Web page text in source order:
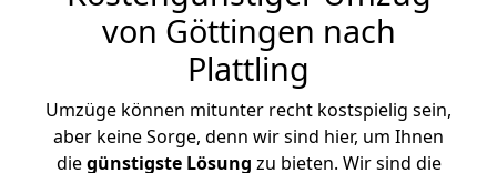
von Göttingen nach
Plattling
Umzüge können mitunter recht kostspielig sein,
aber keine Sorge, denn wir sind hier, um Ihnen
diegünstigste Lösung zu bieten. Wir sind die